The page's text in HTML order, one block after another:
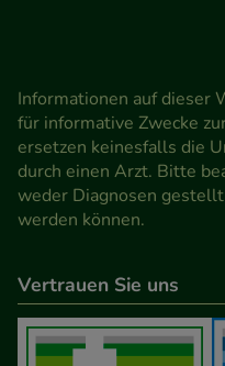
Informationen auf dieser
für informative Zwecke
ersetzen keinesfalls die
durch einen Arzt. Bitte
weder Diagnosen
werden können.
Vertrauen Sie uns